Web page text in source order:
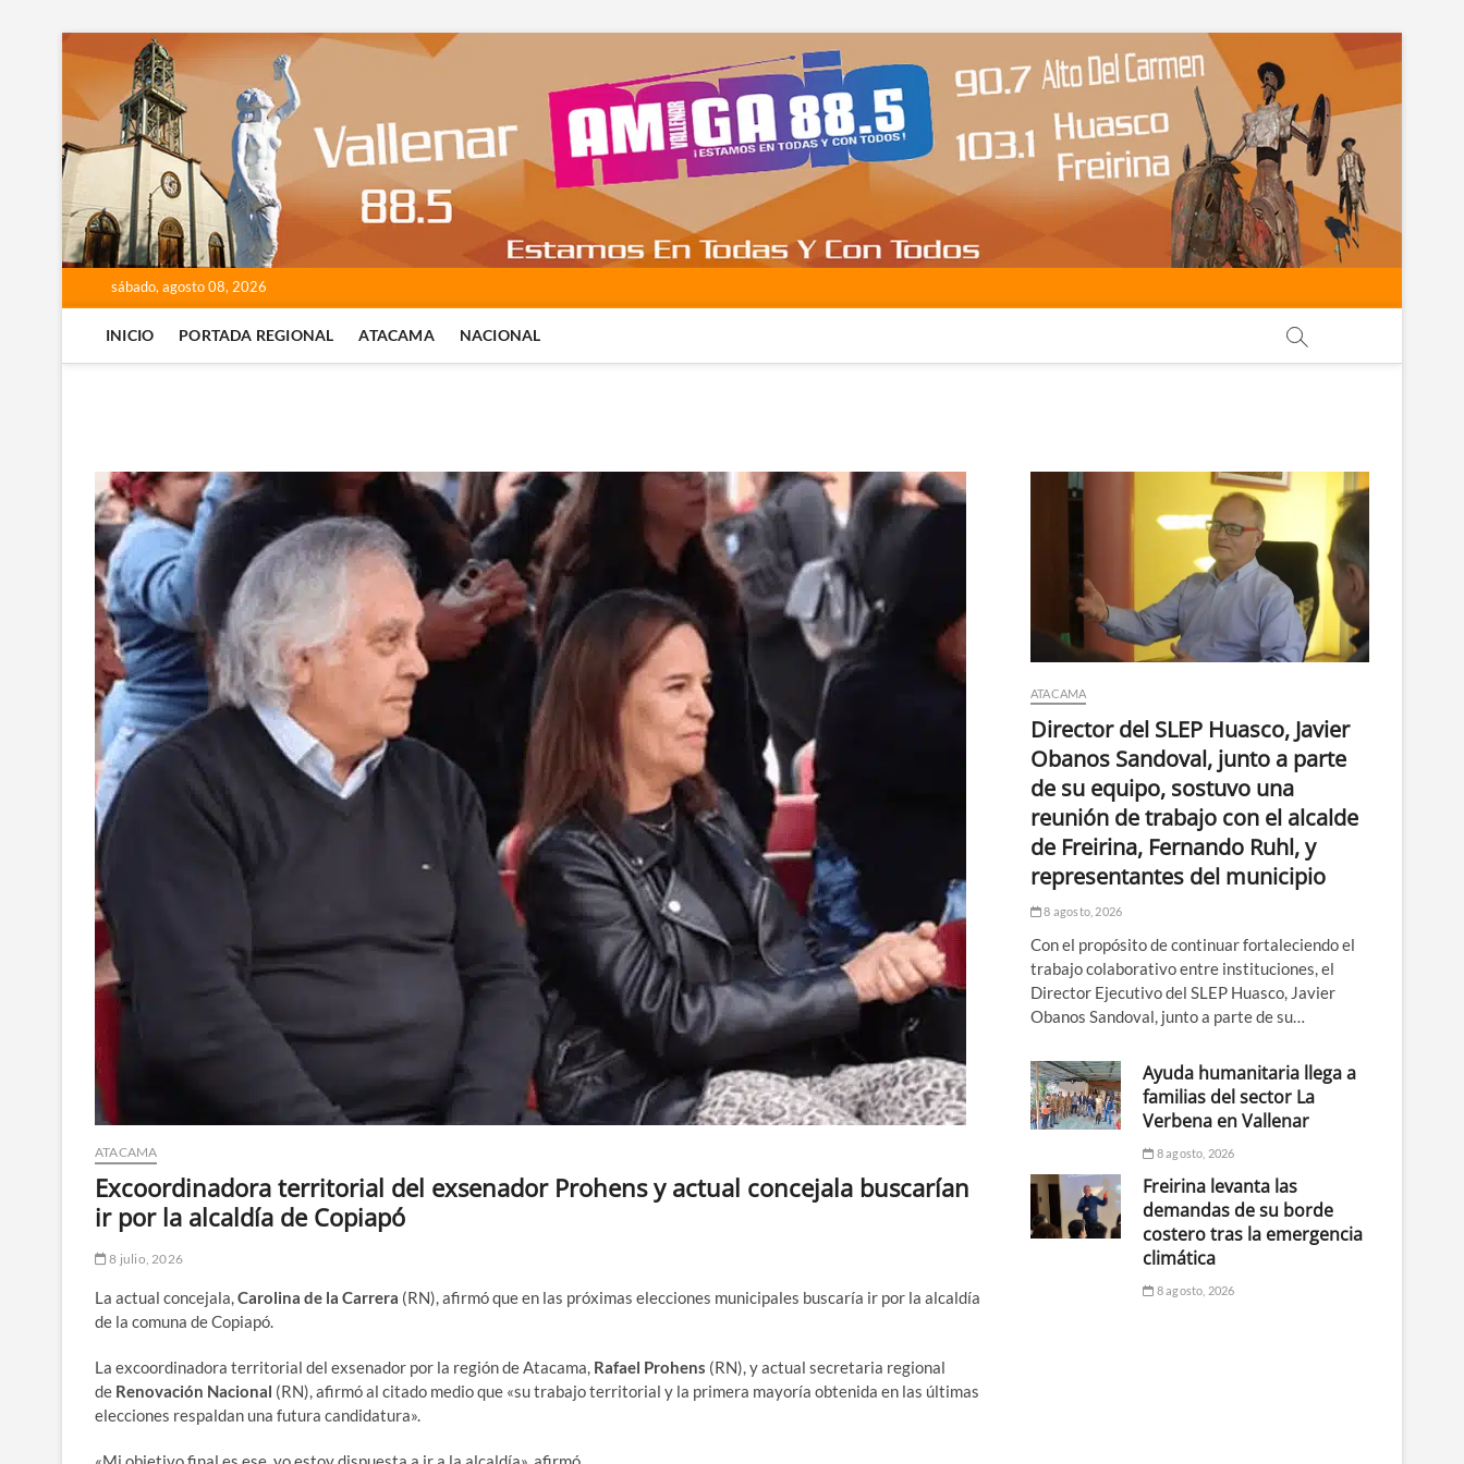
contenido
sábado, agosto 08, 2026
INICIO PORTADA REGIONAL ATACAMA NACIONAL
ATACAMA
Excoordinadora territorial del exsenador Prohens y actual concejala buscarían
ir por la alcaldía de Copiapó
8 julio, 2026
La actual concejala,Carolina de la Carrera (RN), afirmó que en las próximas elecciones municipales buscaría ir por la alcaldía
de la comuna de Copiapó.
La excoordinadora territorial del exsenador por la región de Atacama, Rafael Prohens (RN), y actual secretaria regional
de Renovación Nacional (RN), afirmó al citado medio que «su trabajo territorial y la primera mayoría obtenida en las últimas
elecciones respaldan una futura candidatura».
ATACAMA
Director del SLEP Huasco, Javier
Obanos Sandoval, junto a parte
de su equipo, sostuvo una
reunión de trabajo con el alcalde
de Freirina, Fernando Ruhl, y
representantes del municipio
8 agosto, 2026
Con el propósito de continuar fortaleciendo el
trabajo colaborativo entre instituciones, el
Director Ejecutivo del SLEP Huasco, Javier
Obanos Sandoval, junto a parte de su…
Ayuda humanitaria llega a
familias del sector La
Verbena en Vallenar
8 agosto, 2026
Freirina levanta las
demandas de su borde
costero tras la emergencia
climática
8 agosto, 2026